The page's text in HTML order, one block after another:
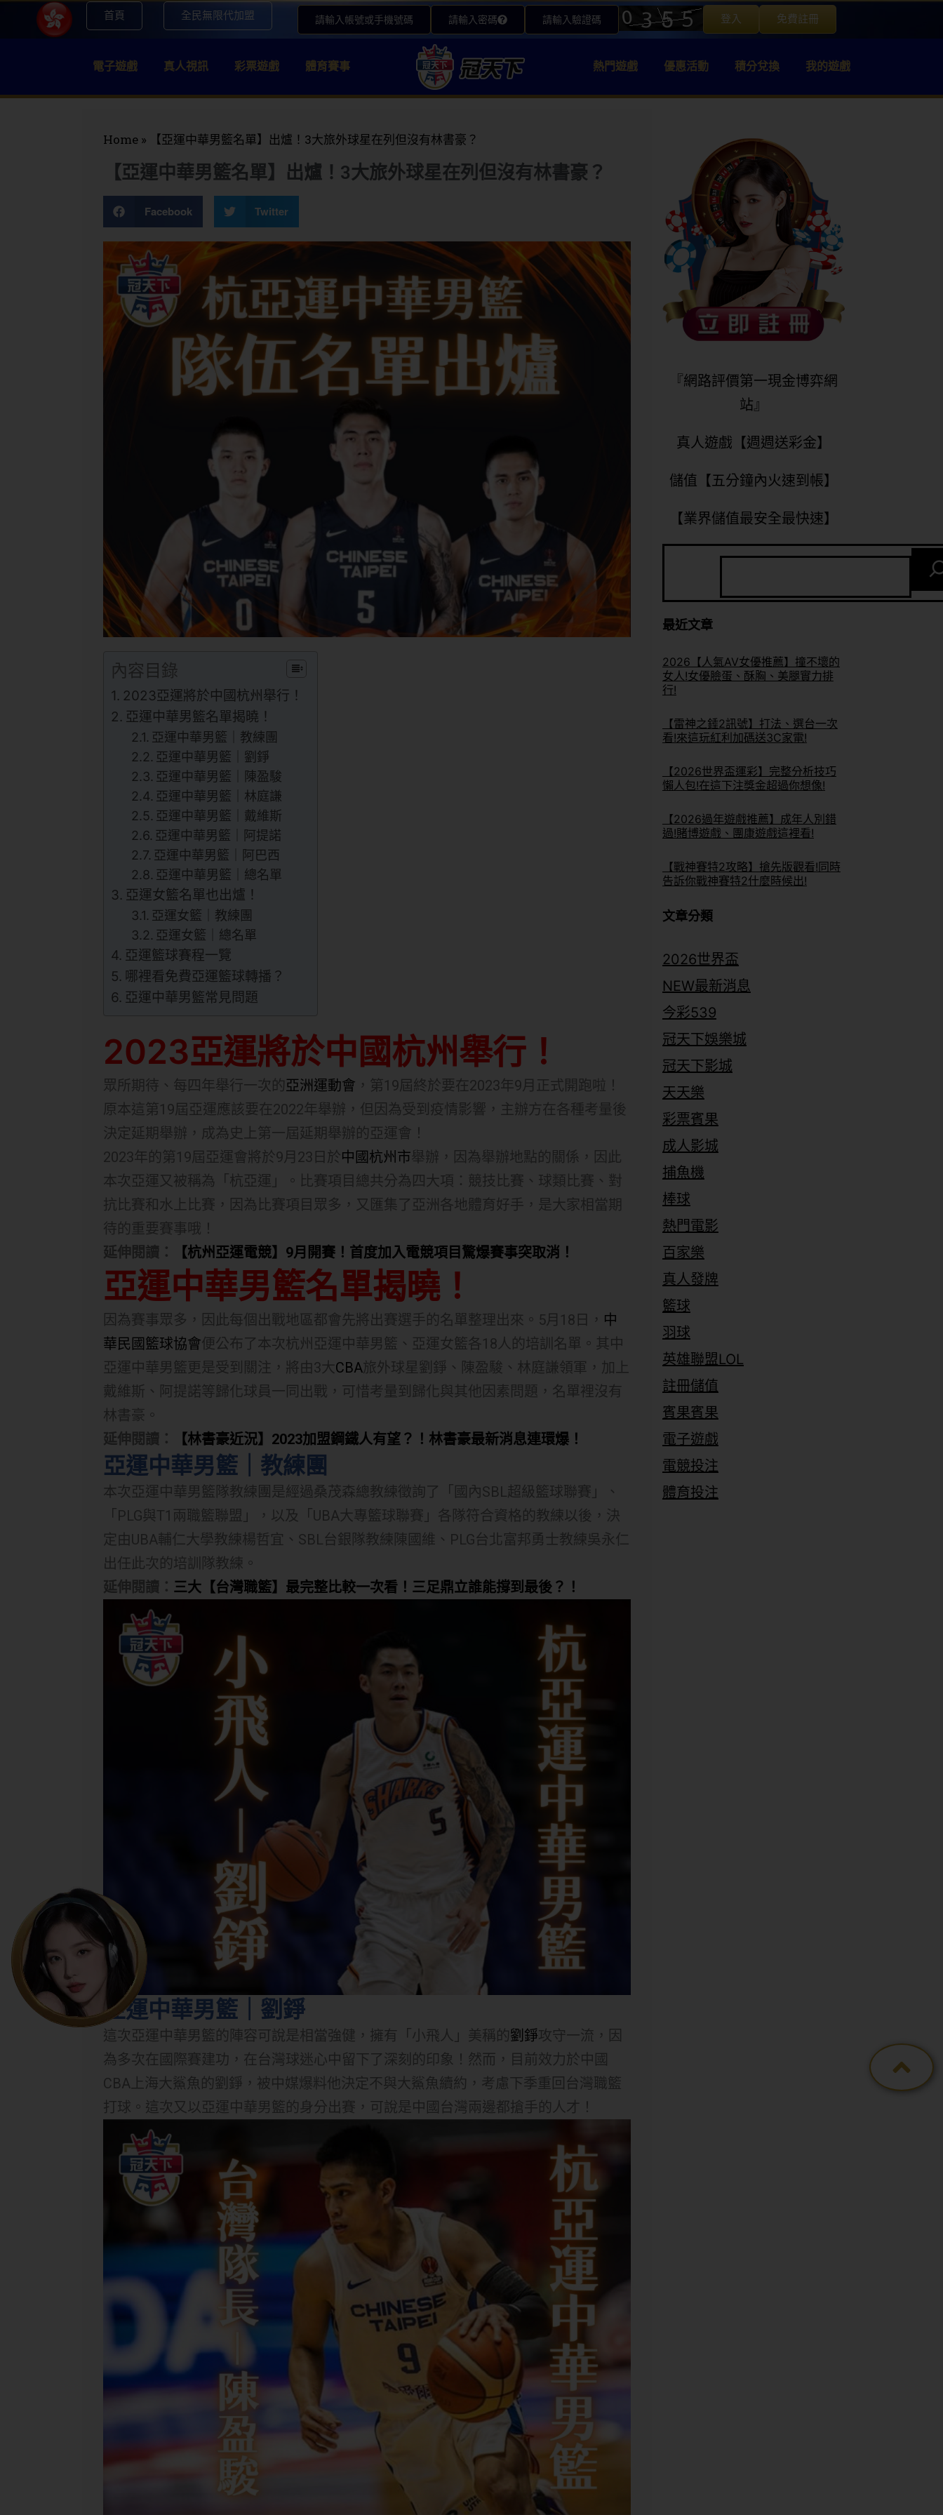
首頁 全民無限代加盟 請輸入帳號或手機號碼 請輸入密碼 請輸入驗證碼 登入 免費註冊
電子遊戲 真人視訊 彩票遊戲 體育賽事 熱門遊戲 優惠活動 積分兌換 我的遊戲
Home » 【亞運中華男籃名單】出爐！3大旅外球星在列但沒有林書豪？
【亞運中華男籃名單】出爐！3大旅外球星在列但沒有林書豪？
Facebook Twitter
內容目錄
2023亞運將於中國杭州舉行！
亞運中華男籃名單揭曉！
亞運中華男籃｜教練團
亞運中華男籃｜劉錚
亞運中華男籃｜陳盈駿
亞運中華男籃｜林庭謙
亞運中華男籃｜戴維斯
亞運中華男籃｜阿提諾
亞運中華男籃｜阿巴西
亞運中華男籃｜總名單
亞運女籃名單也出爐！
亞運女籃｜教練團
亞運女籃｜總名單
亞運籃球賽程一覽
哪裡看免費亞運籃球轉播？
亞運中華男籃常見問題
2023亞運將於中國杭州舉行！
眾所期待、每四年舉行一次的亞洲運動會 ，第19屆終於要在2023年9月正式開跑啦！
原本這第19屆亞運應該要在2022年舉辦，但因為受到疫情影響，主辦方在各種考量後
決定延期舉辦，成為史上第一屆延期舉辦的亞運會！
2023年的第19屆亞運會將於9月23日於中國杭州市舉辦，因為舉辦地點的關係，因此
本次亞運又被稱為「杭亞運」。比賽項目總共分為四大項：競技比賽、球類比賽、對
抗比賽和水上比賽，因為比賽項目眾多，又匯集了亞洲各地體育好手，是大家相當期
待的重要賽事哦！
延伸閱讀：
【杭州亞運電競】9月開賽！首度加入電競項目驚爆賽事突取消！
亞運中華男籃名單揭曉！
因為賽事眾多，因此每個出戰地區都會先將出賽選手的名單整理出來。5月18日， 中
華民國籃球協會便公布了本次杭州亞運中華男籃、亞運女籃各18人的培訓名單。其中
亞運中華男籃更是受到關注，將由3大CBA旅外球星劉錚、陳盈駿、林庭謙領軍，加上
戴維斯、阿提諾等歸化球員一同出戰，可惜考量到歸化與其他因素問題，名單裡沒有
林書豪。
延伸閱讀：
【林書豪近況】2023加盟鋼鐵人有望？！林書豪最新消息連環爆！
亞運中華男籃｜教練團
本次亞運中華男籃隊教練團是經過桑茂森總教練徵詢了「國內SBL超級籃球聯賽」、
「PLG與T1兩職籃聯盟」，以及「UBA大專籃球聯賽」各隊符合資格的教練以後，決
定由UBA輔仁大學教練楊哲宜、SBL台銀隊教練陳國維、PLG台北富邦勇士教練吳永仁
出任此次的培訓隊教練。
延伸閱讀： 三大【台灣職籃】最完整比較一次看！三足鼎立誰能撐到最後？！
亞運中華男籃｜劉錚
這次亞運中華男籃的陣容可說是相當強健，擁有「小飛人」美稱的劉錚攻守一流，因
為多次在國際賽建功，在台灣球迷心中留下了深刻的印象！然而，目前效力於中國
CBA上海大鯊魚的劉錚，被中媒爆料他決定不與大鯊魚續約，考慮下季重回台灣職籃
打球。這次又以亞運中華男籃的身分出賽，可說是中國台灣兩邊都搶手的人才！
『網路評價第一現金博弈網
站』
真人遊戲【週週送彩金】
儲值【五分鐘內火速到帳】
【業界儲值最安全最快速】
最近文章
2026【人氣AV女優推薦】撞不壞的
女人!女優臉蛋、酥胸、美腿實力排
行!
【雷神之錘2訊號】打法、選台一次
看!來這玩紅利加碼送3C家電!
【2026世界盃運彩】完整分析技巧
懶人包!在這下注獎金超過你想像!
【2026過年遊戲推薦】成年人別錯
過!賭博遊戲、團康遊戲這裡看!
【戰神賽特2攻略】搶先版觀看!同時
告訴你戰神賽特2什麼時候出!
文章分類
2026世界盃
NEW最新消息
今彩539
冠天下娛樂城
冠天下影城
天天樂
彩票賓果
成人影城
捕魚機
棒球
熱門電影
百家樂
真人發牌
籃球
羽球
英雄聯盟LOL
註冊儲值
賓果賓果
電子遊戲
電競投注
體育投注